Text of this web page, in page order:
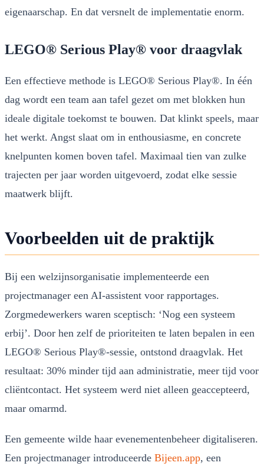
eigenaarschap. En dat versnelt de implementatie enorm.
LEGO® Serious Play® voor draagvlak
Een effectieve methode is LEGO® Serious Play®. In één
dag wordt een team aan tafel gezet om met blokken hun
ideale digitale toekomst te bouwen. Dat klinkt speels, maar
het werkt. Angst slaat om in enthousiasme, en concrete
knelpunten komen boven tafel. Maximaal tien van zulke
trajecten per jaar worden uitgevoerd, zodat elke sessie
maatwerk blijft.
Voorbeelden uit de praktijk
Bij een welzijnsorganisatie implementeerde een
projectmanager een AI-assistent voor rapportages.
Zorgmedewerkers waren sceptisch: ‘Nog een systeem
erbij’. Door hen zelf de prioriteiten te laten bepalen in een
LEGO® Serious Play®-sessie, ontstond draagvlak. Het
resultaat: 30% minder tijd aan administratie, meer tijd voor
cliëntcontact. Het systeem werd niet alleen geaccepteerd,
maar omarmd.
Een gemeente wilde haar evenementenbeheer digitaliseren.
Een projectmanager introduceerde Bijeen.app, een